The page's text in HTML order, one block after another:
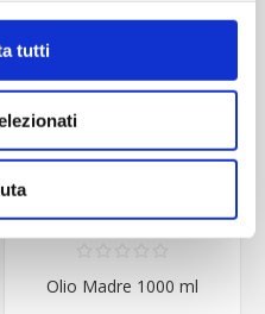
tutti
Olio Madre 1000 ml